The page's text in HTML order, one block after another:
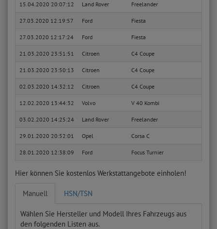
15.04.2020 20:07:12 Land Rover Freelander
27.03.2020 12:19:57 Ford Fiesta
27.03.2020 12:17:24 Ford Fiesta
21.03.2020 23:51:51 Citroen C4 Coupe
21.03.2020 23:50:13 Citroen C4 Coupe
02.03.2020 14:32:12 Citroen C4 Coupe
12.02.2020 13:44:32 Volvo V 40 Kombi
03.02.2020 14:25:24 Land Rover Freelander
29.01.2020 20:52:01 Opel Corsa C
28.01.2020 12:38:09 Ford Focus Turnier
Hier können Sie kostenlos Werkstattangebote einholen!
Manuell HSN/TSN
Wählen Sie Hersteller und Modell Ihres Fahrzeugs aus
den folgenden Listen aus.